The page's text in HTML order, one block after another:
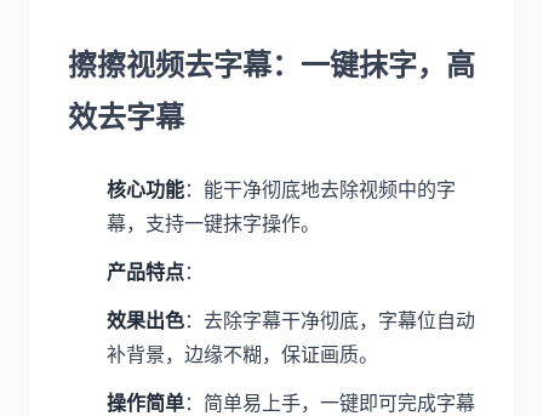
擦擦视频去字幕：一键抹字，高
效去字幕
核心功能：能干净彻底地去除视频中的字
幕，支持一键抹字操作。
产品特点：
效果出色：去除字幕干净彻底，字幕位自动
补背景，边缘不糊，保证画质。
操作简单：简单易上手，一键即可完成字幕